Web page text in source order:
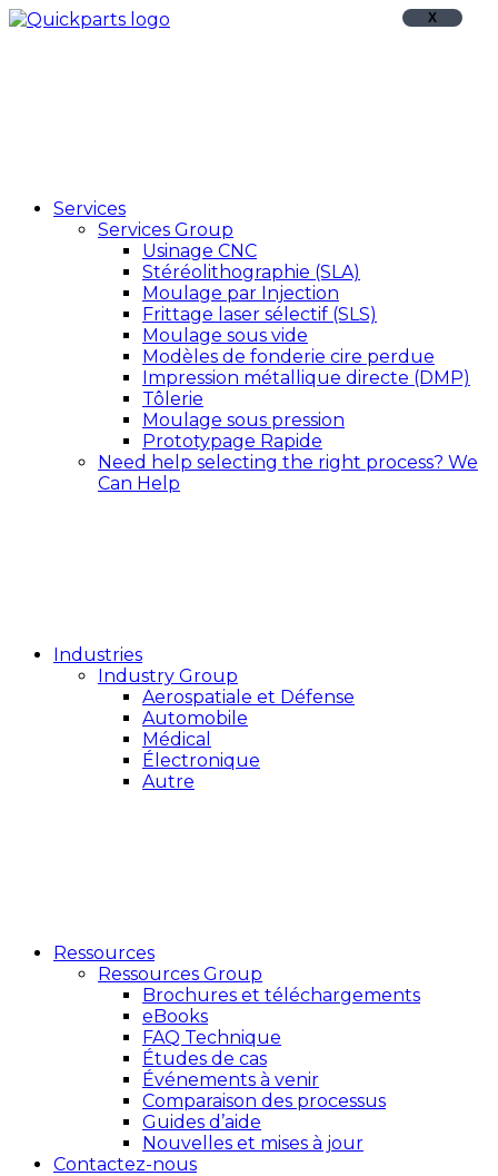
Services
Services Group
Usinage CNC
Stéréolithographie (SLA)
Moulage par Injection
Frittage laser sélectif (SLS)
Moulage sous vide
Modèles de fonderie cire perdue
Impression métallique directe (DMP)
Tôlerie
Moulage sous pression
Prototypage Rapide
Need help selecting the right process? We
Can Help
Industries
Industry Group
Aerospatiale et Défense
Automobile
Médical
Électronique
Autre
Ressources
Ressources Group
Brochures et téléchargements
eBooks
FAQ Technique
Études de cas
Événements à venir
Comparaison des processus
Guides d’aide
Nouvelles et mises à jour
Contactez-nous
X